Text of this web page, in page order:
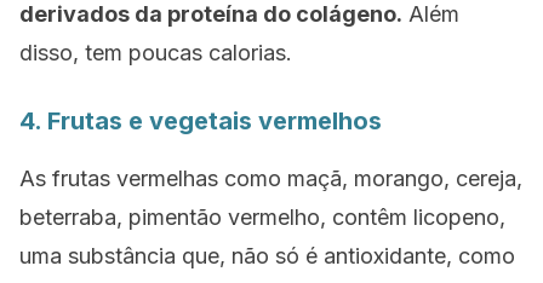
derivados da proteína do colágeno. Além
disso, tem poucas calorias.
4. Frutas e vegetais vermelhos
As frutas vermelhas como maçã, morango, cereja,
beterraba, pimentão vermelho, contêm licopeno,
uma substância que, não só é antioxidante, como